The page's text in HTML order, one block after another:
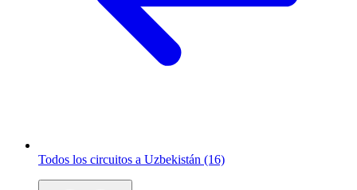
Todos los circuitos a Uzbekistán (16)